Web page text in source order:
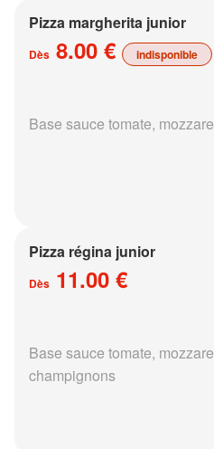
Pizza margherita junior
Dès 8.00 € indisponible
Base sauce tomate,
Pizza régina junior
Dès 11.00 €
Base sauce tomate,
champignons